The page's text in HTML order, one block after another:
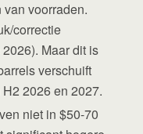
voorraden.
correctie
Maar dit is
verschuift
2026 en 2027.
niet in $50-70